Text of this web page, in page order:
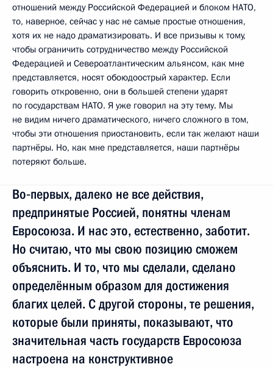
отношений между Российской Федерацией и блоком НАТО,
то, наверное, сейчас у нас не самые простые отношения,
хотя их не надо драматизировать. И все призывы к тому,
чтобы ограничить сотрудничество между Российской
Федерацией и Североатлантическим альянсом, как мне
представляется, носят обоюдоострый характер. Если
говорить откровенно, они в большей степени ударят
по государствам НАТО. Я уже говорил на эту тему. Мы
не видим ничего драматического, ничего сложного в том,
чтобы эти отношения приостановить, если так желают наши
партнёры. Но, как мне представляется, наши партнёры
потеряют больше.
Во‑первых, далеко не все действия,
предпринятые Россией, понятны членам
Евросоюза. И нас это, естественно, заботит.
Но считаю, что мы свою позицию сможем
объяснить. И то, что мы сделали, сделано
определённым образом для достижения
благих целей. С другой стороны, те решения,
которые были приняты, показывают, что
значительная часть государств Евросоюза
настроена на конструктивное